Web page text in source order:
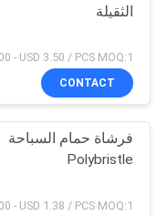
الثقيلة
CONTACT
فرشاة حمام السباحة
Polybristle